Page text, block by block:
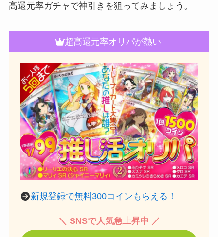
高還元率ガチャで神引きを狙ってみましょう。
超高還元率オリパが熱い
新規登録で無料300コインもらえる！
＼ SNSで人気急上昇中 ／